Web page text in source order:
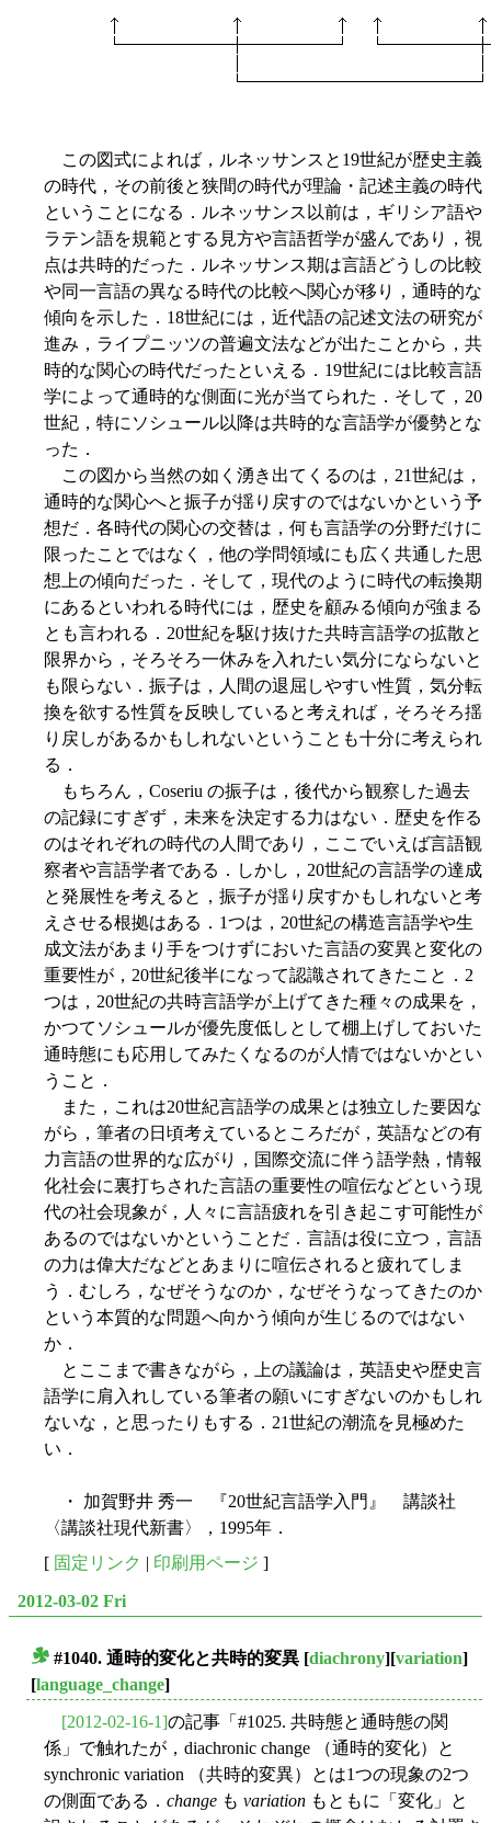
この図式によれば，ルネッサンスと19世紀が歴史主義
の時代，その前後と狭間の時代が理論・記述主義の時代
ということになる．ルネッサンス以前は，ギリシア語や
ラテン語を規範とする見方や言語哲学が盛んであり，視
点は共時的だった．ルネッサンス期は言語どうしの比較
や同一言語の異なる時代の比較へ関心が移り，通時的な
傾向を示した．18世紀には，近代語の記述文法の研究が
進み，ライプニッツの普遍文法などが出たことから，共
時的な関心の時代だったといえる．19世紀には比較言語
学によって通時的な側面に光が当てられた．そして，20
世紀，特にソシュール以降は共時的な言語学が優勢とな
った．
この図から当然の如く湧き出てくるのは，21世紀は，
通時的な関心へと振子が揺り戻すのではないかという予
想だ．各時代の関心の交替は，何も言語学の分野だけに
限ったことではなく，他の学問領域にも広く共通した思
想上の傾向だった．そして，現代のように時代の転換期
にあるといわれる時代には，歴史を顧みる傾向が強まる
とも言われる．20世紀を駆け抜けた共時言語学の拡散と
限界から，そろそろ一休みを入れたい気分にならないと
も限らない．振子は，人間の退屈しやすい性質，気分転
換を欲する性質を反映していると考えれば，そろそろ揺
り戻しがあるかもしれないということも十分に考えられ
る．
もちろん，Coseriu の振子は，後代から観察した過去
の記録にすぎず，未来を決定する力はない．歴史を作る
のはそれぞれの時代の人間であり，ここでいえば言語観
察者や言語学者である．しかし，20世紀の言語学の達成
と発展性を考えると，振子が揺り戻すかもしれないと考
えさせる根拠はある．1つは，20世紀の構造言語学や生
成文法があまり手をつけずにおいた言語の変異と変化の
重要性が，20世紀後半になって認識されてきたこと．2
つは，20世紀の共時言語学が上げてきた種々の成果を，
かつてソシュールが優先度低しとして棚上げしておいた
通時態にも応用してみたくなるのが人情ではないかとい
うこと．
また，これは20世紀言語学の成果とは独立した要因な
がら，筆者の日頃考えているところだが，英語などの有
力言語の世界的な広がり，国際交流に伴う語学熱，情報
化社会に裏打ちされた言語の重要性の喧伝などという現
代の社会現象が，人々に言語疲れを引き起こす可能性が
あるのではないかということだ．言語は役に立つ，言語
の力は偉大だなどとあまりに喧伝されると疲れてしま
う．むしろ，なぜそうなのか，なぜそうなってきたのか
という本質的な問題へ向かう傾向が生じるのではない
か．
とここまで書きながら，上の議論は，英語史や歴史言
語学に肩入れしている筆者の願いにすぎないのかもしれ
ないな，と思ったりもする．21世紀の潮流を見極めた
い．
・ 加賀野井 秀一 『20世紀言語学入門』 講談社
〈講談社現代新書〉，1995年．
[ 固定リンク 印刷用ページ ]
2012-03-02 Fri
#1040. 通時的変化と共時的変異 [diachrony][variation]
[language_change]
[2012-02-16-1]の記事「#1025. 共時態と通時態の関
係」で触れたが，diachronic change （通時的変化）と
synchronic variation （共時的変異）とは1つの現象の2つ
の側面である． change も variation もともに「変化」と